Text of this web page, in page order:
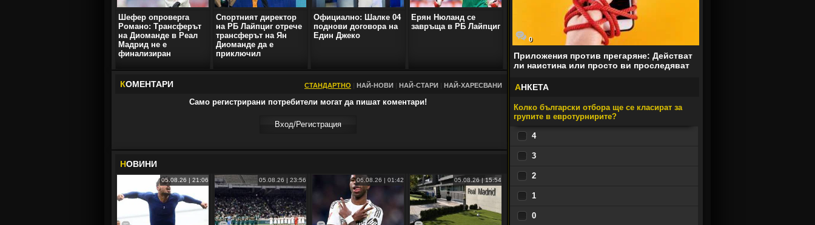
Шефер опроверга
Романо: Трансферът
на Диоманде в Реал
Мадрид не е
финализиран
Спортният директор
на РБ Лайпциг отрече
трансферът на Ян
Диомандe да е
приключил
Официално: Шалке 04
поднови договора на
Един Джеко
Ерян Нюланд се
завръща в РБ Лайпциг
КОМЕНТАРИ СТАНДАРТНО НАЙ-НОВИ НАЙ-СТАРИ НАЙ-ХАРЕСВАНИ
Само регистрирани потребители могат да пишат коментари!
Вход/Регистрaция
НОВИНИ
05.08.26 | 21:06 05.08.26 | 23:56 06.08.26 | 01:42 05.08.26 | 15:54
0
Приложения против прегаряне: Действат
ли наистина или просто ви проследяват
АНКЕТА
Колко български отбора ще се класират за
групите в евротурнирите?
4
3
2
1
0